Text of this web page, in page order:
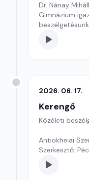
Dr. Nánay
Gimnázium
Szerkesztő:
2026. 06. 17.
Kerengő
Közéleti
Szerkesztő: